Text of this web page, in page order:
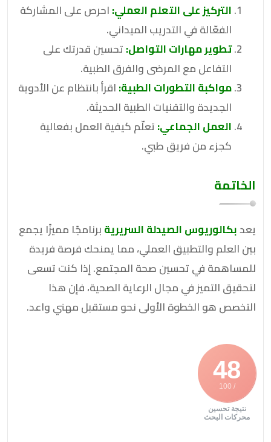
التركيز على التعلم العملي:احرص على المشاركة
الفعّالة في التدريب الميداني.
تطوير مهارات التواصل:تحسين قدرتك على
التفاعل مع المرضى والفرق الطبية.
مواكبة التطورات الطبية:اقرأ بانتظام عن الأدوية
الجديدة والتقنيات الطبية الحديثة.
العمل الجماعي:تعلّم كيفية العمل بفعالية
كجزء من فريق طبي.
الخاتمة
يعدبكالوريوس الصيدلة السريريةبرنامجًا مميزًا يجمع
بين العلم والتطبيق العملي، مما يمنحك فرصة فريدة
للمساهمة في تحسين صحة المجتمع. إذا كنت تسعى
لتحقيق التميز في مجال الرعاية الصحية، فإن هذا
التخصص هو الخطوة الأولى نحو مستقبل مهني واعد.
48
/ 100
نتيجة تحسين
محركات البحث